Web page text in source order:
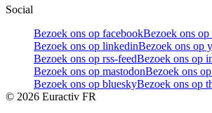
Social
Bezoek ons op facebookBezoek ons op
Bezoek ons op linkedinBezoek ons op
Bezoek ons op rss-feedBezoek ons op
Bezoek ons op mastodonBezoek ons
Bezoek ons op blueskyBezoek ons op
© 2026 Euractiv FR